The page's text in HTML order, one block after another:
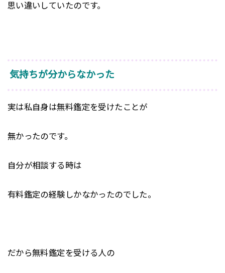
思い違いしていたのです。
気持ちが分からなかった
実は私自身は無料鑑定を受けたことが
無かったのです。
自分が相談する時は
有料鑑定の経験しかなかったのでした。
だから無料鑑定を受ける人の